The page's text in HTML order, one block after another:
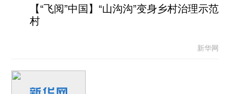
【“飞阅”中国】“山沟沟”变身乡村治理示范
村
新华网